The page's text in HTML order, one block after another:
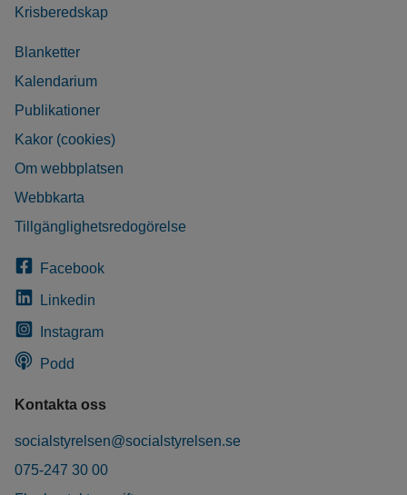
Krisberedskap
Blanketter
Kalendarium
Publikationer
Kakor (cookies)
Om webbplatsen
Webbkarta
Tillgänglighetsredogörelse
Facebook
Linkedin
Instagram
Podd
Kontakta oss
socialstyrelsen@socialstyrelsen.se
075-247 30 00